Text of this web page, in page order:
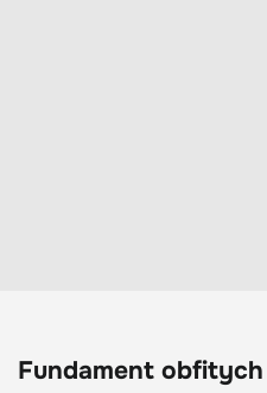
Fundament